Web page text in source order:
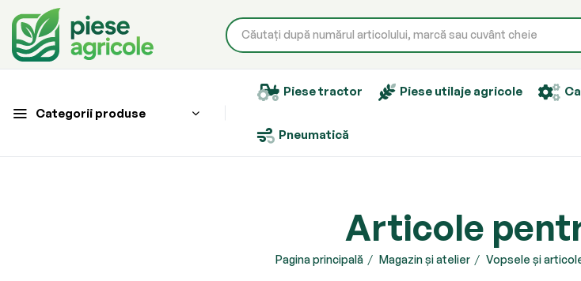
Categorii produse
Piese tractor Piese utilaje agricole
Pneumatică
Articole
Pagina principală Magazin și atelier Vopsele și